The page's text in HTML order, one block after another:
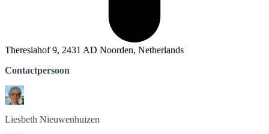
Theresiahof 9, 2431 AD Noorden, Netherlands
Contactpersoon
Liesbeth Nieuwenhuizen